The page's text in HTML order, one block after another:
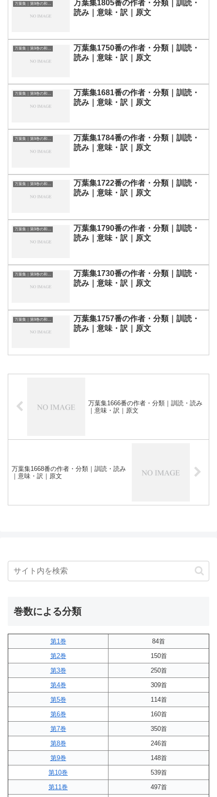
万葉集｜第9巻の和歌一覧
万葉集1805番の作者・分類｜訓読・
読み｜意味・訳｜原文
万葉集｜第9巻の和歌一覧
万葉集1750番の作者・分類｜訓読・
読み｜意味・訳｜原文
万葉集｜第9巻の和歌一覧
万葉集1681番の作者・分類｜訓読・
読み｜意味・訳｜原文
万葉集｜第9巻の和歌一覧
万葉集1784番の作者・分類｜訓読・
読み｜意味・訳｜原文
万葉集｜第9巻の和歌一覧
万葉集1722番の作者・分類｜訓読・
読み｜意味・訳｜原文
万葉集｜第9巻の和歌一覧
万葉集1790番の作者・分類｜訓読・
読み｜意味・訳｜原文
万葉集｜第9巻の和歌一覧
万葉集1730番の作者・分類｜訓読・
読み｜意味・訳｜原文
万葉集1757番の作者・分類｜訓読・
読み｜意味・訳｜原文
万葉集1666番の作者・分類｜訓読・読み
｜意味・訳｜原文
万葉集1668番の作者・分類｜訓読・読み
｜意味・訳｜原文
巻数による分類
第1巻
84首
第2巻
150首
第3巻
250首
第4巻
309首
第5巻
114首
第6巻
160首
第7巻
350首
第8巻
246首
第9巻
148首
第10巻
539首
第11巻
497首